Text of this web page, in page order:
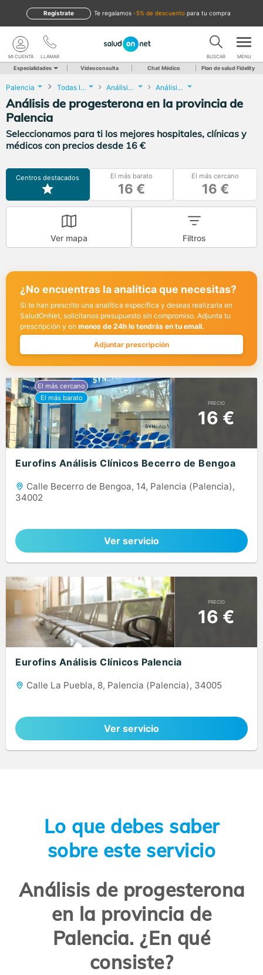
te regalamos -5% de descuento para tu compra
Regístrate
LLAMAR
MI CUENTA BUSCAR MENU
Especialidades Videoconsulta Chat Médico Plan de salud Fidelity
Palencia Todas las localidades Análisis Clínicos Análisis de progesterona
Análisis de progesterona en la provincia de
Palencia
Seleccionamos para ti los mejores hospitales, clínicas y
médicos con precios desde 16 €
Centros destacados El más barato
16 €
El más cercano
16 €
Ver mapa Filtros
¿No encuentras la analítica que necesitas?
Si te han prescrito una analítica específica y deseas realizarla en
SaludOnNet, solicítanos presupuesto sin compromiso. Adjunta tu
prescripción y en menos de 24h lo tendrás en tu email.
Adjuntar prescripción
PRECIO
16 €
Eurofins Análisis Clínicos Becerro de Bengoa
Calle Becerro de Bengoa, 14, Palencia (Palencia),
34002
Ver servicio
PRECIO
16 €
Eurofins Análisis Clínicos Palencia
Calle La Puebla, 8, Palencia (Palencia), 34005
Ver servicio
Lo que debes saber
sobre este servicio
Análisis de progesterona
en la provincia de
Palencia. ¿En qué
consiste?